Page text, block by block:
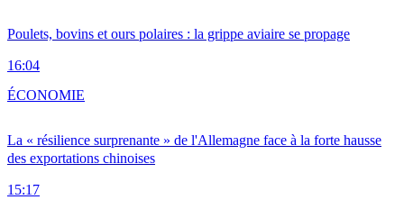
Poulets, bovins et ours polaires : la grippe aviaire se propage
16:04
La « résilience surprenante » de l'Allemagne face à la forte hausse
des exportations chinoises
15:17
ÉCONOMIE